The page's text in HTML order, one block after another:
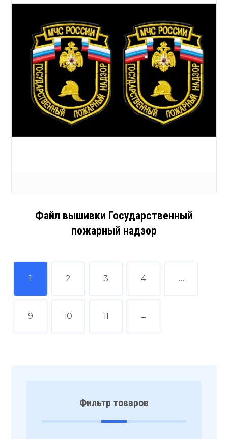
Файл вышивки Государственный
пожарный надзор
1 2 3 4 …
9 10 11 →
Фильтр товаров